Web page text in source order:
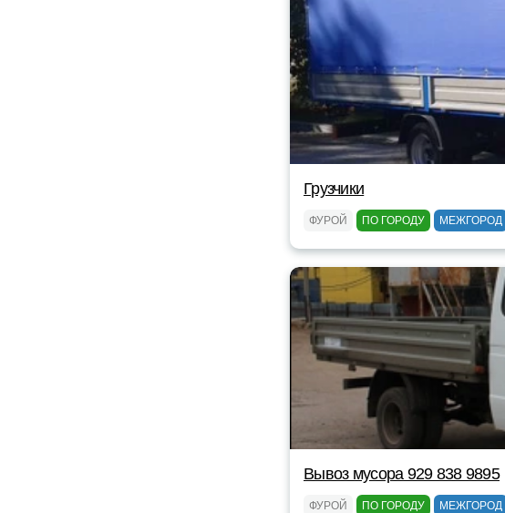
Грузчики
ФУРОЙ ПО ГОРОДУ МЕЖГОРОД
Вывоз мусора 929 838 9895
ФУРОЙ ПО ГОРОДУ МЕЖГОРОД